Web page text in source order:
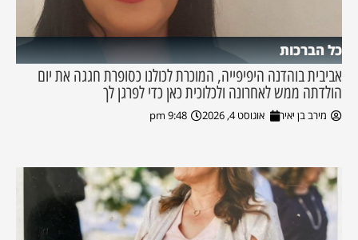
כל הברכות
אביבית בוהדנה היפיפייה, המוכרת לכולנו כסופרת חגגה את יום
הולדתה ממש לאחרונה ולכלוכית כאן כדי לפרגן לך
מירב בן יאיר אוגוסט 4, 2026 9:48 pm